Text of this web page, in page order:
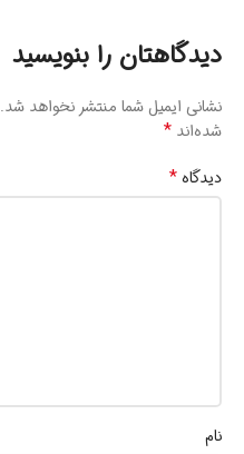
دیدگاهتان را بنویسید
نشانی ایمیل شما منتشر نخواهد شد.
شده‌اند *
دیدگاه*
نام